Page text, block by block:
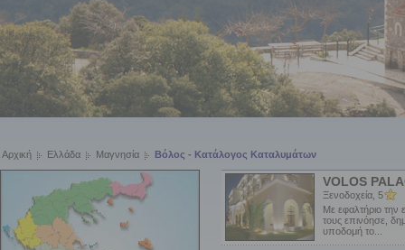
Αρχική Ελλάδα Μαγνησία Βόλος - Κατάλογος Καταλυμάτων
VOLOS
Ξενοδοχεία, 5
Με εφαλτήριο
τους επινόησε,
υποδομή το...